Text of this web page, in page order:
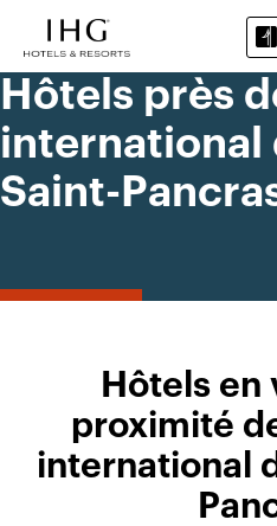
Hôtels près
international
Saint-
Hôtels en
proximité
international